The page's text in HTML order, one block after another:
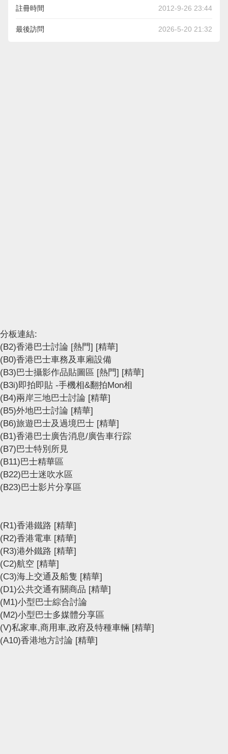
註冊時間 2012-9-26 23:44
最後訪問 2026-5-20 21:32
分板連結:
(B2)香港巴士討論 [熱門] [精華]
(B0)香港巴士車務及車廂設備
(B3)巴士攝影作品貼圖區 [熱門] [精華]
(B3i)即拍即貼 -手機相&翻拍Mon相
(B4)兩岸三地巴士討論 [精華]
(B5)外地巴士討論 [精華]
(B6)旅遊巴士及過境巴士 [精華]
(B1)香港巴士廣告消息/廣告車行踪
(B7)巴士特別所見
(B11)巴士精華區
(B22)巴士迷吹水區
(B23)巴士影片分享區
(R1)香港鐵路 [精華]
(R2)香港電車 [精華]
(R3)港外鐵路 [精華]
(C2)航空 [精華]
(C3)海上交通及船隻 [精華]
(D1)公共交通有關商品 [精華]
(M1)小型巴士綜合討論
(M2)小型巴士多媒體分享區
(V)私家車,商用車,政府及特種車輛 [精華]
(A10)香港地方討論 [精華]